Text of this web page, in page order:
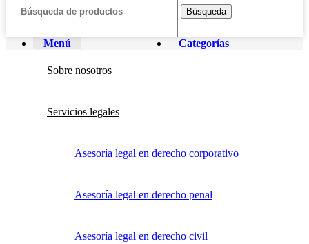
Búsqueda
Menú Categorías
Sobre nosotros
Servicios legales
Asesoría legal en derecho corporativo
Asesoría legal en derecho penal
Asesoría legal en derecho civil